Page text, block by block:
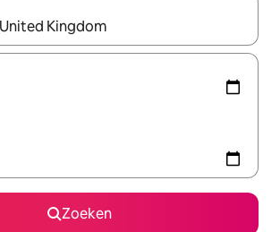
beschikbaar zijn, maak je een keuze
Zoeken